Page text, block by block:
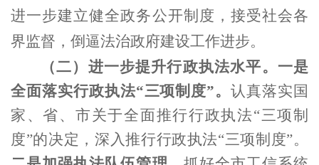
进一步建立健全政务公开制度，接受社会各
界监督，倒逼法治政府建设工作进步。
（二） 进一步提升行政执法水平。 一是
全面落实行政执法“三项制度”。认真落实国
家、省、市关于全面推行行政执法“三项制
度”的决定，深入推行行政执法“三项制度”。